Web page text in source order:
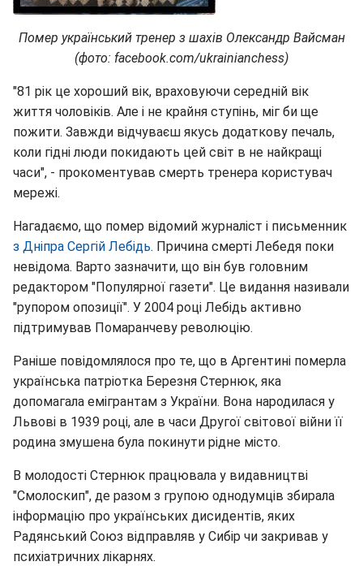
Помер український тренер з шахів Олександр Вайсман
(фото: facebook.com/ukrainianchess)
"81 рік це хороший вік, враховуючи середній вік
життя чоловіків. Але і не крайня ступінь, міг би ще
пожити. Завжди відчуваєш якусь додаткову печаль,
коли гідні люди покидають цей світ в не найкращі
часи", - прокоментував смерть тренера користувач
мережі.
Нагадаємо, що помер відомий журналіст і письменник
з Дніпра Сергій Лебідь. Причина смерті Лебедя поки
невідома. Варто зазначити, що він був головним
редактором "Популярної газети". Це видання називали
"рупором опозиції". У 2004 році Лебідь активно
підтримував Помаранчеву революцію.
Раніше повідомлялося про те, що в Аргентині померла
українська патріотка Березня Стернюк, яка
допомагала емігрантам з України. Вона народилася у
Львові в 1939 році, але в часи Другої світової війни її
родина змушена була покинути рідне місто.
В молодості Стернюк працювала у видавництві
"Смолоскип", де разом з групою однодумців збирала
інформацію про українських дисидентів, яких
Радянський Союз відправляв у Сибір чи закривав у
психіатричних лікарнях.